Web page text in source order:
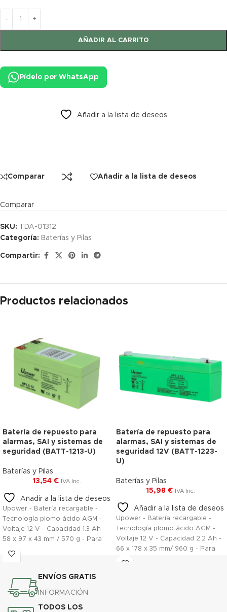
AÑADIR AL CARRITO
Pídelo por WhatsApp
Añadir a la lista de deseos
Comparar Añadir a la lista de deseos
Comparar
SKU:
TDA-01312
Categoría: Baterías y Pilas
Compartir:
Productos relacionados
Batería de repuesto para
alarmas, SAI y sistemas de
seguridad (BATT-1213-U)
Baterías y Pilas
13,54 € IVA Inc.
Añadir a la lista de deseos
Upower - Batería recargable -
Tecnología plomo ácido AGM -
Voltaje 12 V - Capacidad 1.3 Ah -
58 x 97 x 43 mm / 570 g - Para
respaldo o uso directo
Batería de repuesto para
alarmas, SAI y sistemas de
seguridad 12V (BATT-1223-
U)
Baterías y Pilas
15,98 € IVA Inc.
Añadir a la lista de deseos
Upower - Batería recargable -
Tecnología plomo ácido AGM -
Voltaje 12 V - Capacidad 2.2 Ah -
66 x 178 x 35 mm/ 960 g - Para
respaldo o uso directo
ENVÍOS GRATIS
INFORMACIÓN
TODOS LOS